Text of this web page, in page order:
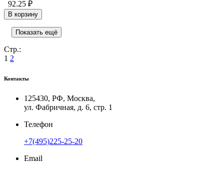
92.25 ₽
В корзину
Показать ещё
Стр.:
1 2
Контакты
125430, РФ, Москва,
ул. Фабричная, д. 6, стр. 1
Телефон
+7(495)225-25-20
Email